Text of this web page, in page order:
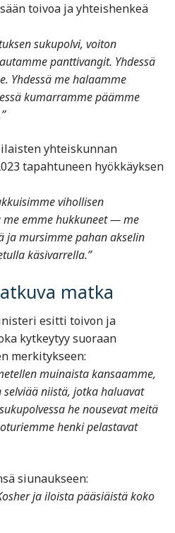
toivoa ja yhteishenkeä
sukupolvi, voiton
panttivangit. Yhdessä
Yhdessä me halaamme
kumarramme päämme
yhteiskunnan
tapahtuneen hyökkäyksen
vihollisen
emme hukkuneet — me
ja mursimme pahan akselin
käsivarrella.”
matka
esitti toivon ja
kytkeytyy suoraan
merkitykseen:
muinaista kansaamme,
niistä, jotka haluavat
he nousevat meitä
henki pelastavat
siunaukseen:
ja iloista pääsiäistä koko